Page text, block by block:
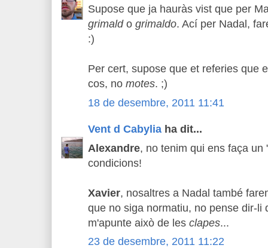
Supose que ja hauràs vist que per
grimaldo grimaldo. Ací per Nadal,
:)
Per cert, supose que et referies que
cos, no motes. ;)
18 de desembre, 2011 11:41
Vent d Cabylia ha dit...
Alexandre, no tenim qui ens faça un
condicions!
Xavier, nosaltres a Nadal també
que no siga normatiu, no pense dir-li
m'apunte això de les clapes...
23 de desembre, 2011 11:22